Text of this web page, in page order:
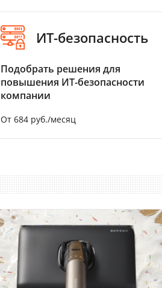
ИТ-безопасность
Подобрать решения для
повышения ИТ-безопасности
компании
От 684 руб./месяц